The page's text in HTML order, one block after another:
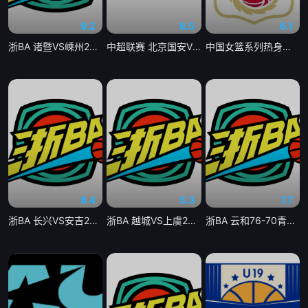
9.2
浙BA 诸暨VS嵊州20260806
8.5
中超联赛 北京国安VS深圳新鹏城20260807
6.1
中国女篮系列热身赛 中国女篮VS尼日利亚女篮20260807
6.4
浙BA 长兴VS安吉20260806
5.3
浙BA 越城VS上虞20260806
7.7
浙BA 云和76-70青田20260807